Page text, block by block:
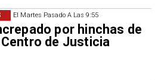
El Martes Pasado A Las 9:55
por hinchas de
Centro de Justicia